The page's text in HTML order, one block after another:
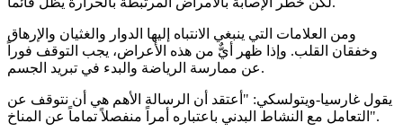
ومن العلامات التي ينبغي الانتباه إليها الدوار والغثيان والإرهاق
وخفقان القلب. وإذا ظهر أيٌّ من هذه الأعراض، يجب التوقف فوراً
عن ممارسة الرياضة والبدء في تبريد الجسم.
يقول غارسيا-ويتولسكي: "أعتقد أن الرسالة الأهم هي أن نتوقف عن
التعامل مع النشاط البدني باعتباره أمراً منفصلاً تماماً عن المناخ".